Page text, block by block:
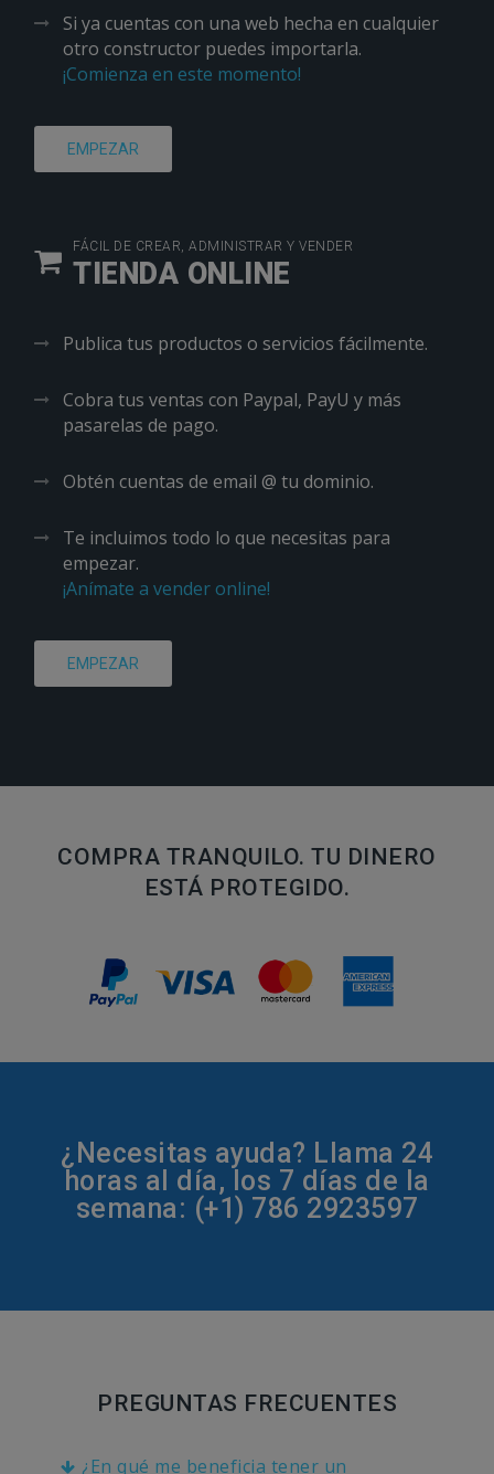
Si ya cuentas con una web hecha en cualquier
otro constructor puedes importarla.
¡Comienza en este momento!
EMPEZAR
FÁCIL DE CREAR, ADMINISTRAR Y VENDER
TIENDA ONLINE
Publica tus productos o servicios fácilmente.
Cobra tus ventas con Paypal, PayU y más
pasarelas de pago.
Obtén cuentas de email @ tu dominio.
Te incluimos todo lo que necesitas para
empezar.
¡Anímate a vender online!
EMPEZAR
COMPRA TRANQUILO. TU DINERO
ESTÁ PROTEGIDO.
¿Necesitas ayuda? Llama 24
horas al día, los 7 días de la
semana: (+1) 786 2923597
PREGUNTAS FRECUENTES
¿En qué me beneficia tener un